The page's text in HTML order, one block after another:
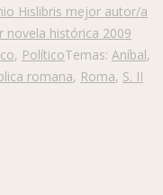
Hislibris mejor autor/a
novela histórica 2009
, PolíticoTemas: Aníbal,
romana, Roma, S. II